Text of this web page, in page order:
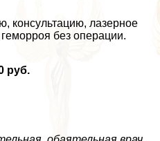
консультацию, лазерное
без операции.
руб.